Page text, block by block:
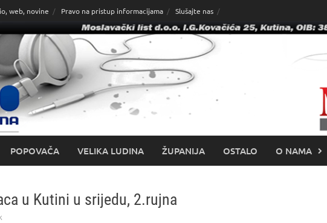
web, novine Pravo na pristup informacijama Slušajte nas
POPOVAČA VELIKA LUDINA ŽUPANIJA OSTALO O NAMA
u Kutini u srijedu, 2.rujna